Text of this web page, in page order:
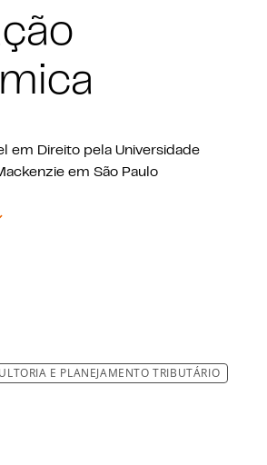
em Direito pela Universidade
em São Paulo
Vargas de São Paulo
: FORMAÇÃO ACADÊMICA
E PLANEJAMENTO TRIBUTÁRIO